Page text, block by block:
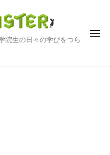
院生の日々の学びをつら
メ